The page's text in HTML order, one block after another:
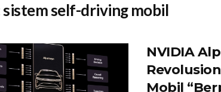
sistem self-driving mobil
NVIDIA
Mobil